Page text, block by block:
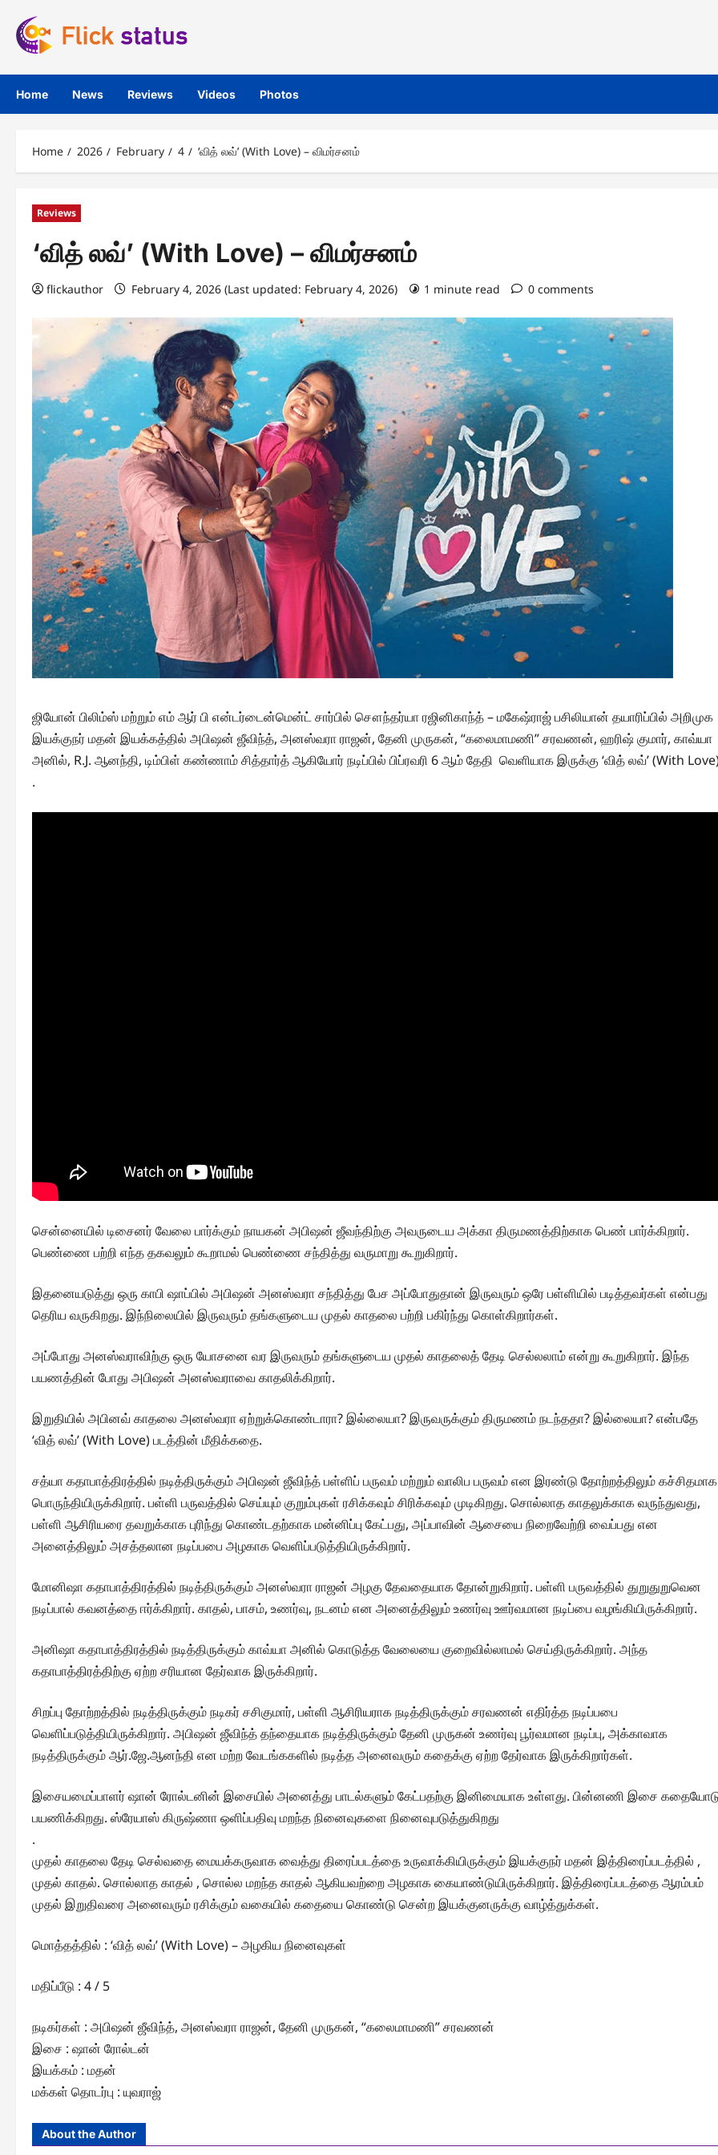
content
Home News Reviews Videos Photos
Home 2026 February 4 ‘வித் லவ்’ (With Love) – விமர்சனம்
Reviews
‘வித் லவ்’ (With Love) – விமர்சனம்
flickauthor February 4, 2026 (Last updated: February 4, 2026) 1 minute read 0 comments
ஜியோன் பிலிம்ஸ் மற்றும் எம் ஆர் பி என்டர்டைன்மென்ட் சார்பில் சௌந்தர்யா ரஜினிகாந்த் – மகேஷ்ராஜ் பசிலியான் தயாரிப்பில் அறிமுக
இயக்குநர் மதன் இயக்கத்தில் அபிஷன் ஜீவிந்த், அனஸ்வரா ராஜன், தேனி முருகன், “கலைமாமணி” சரவணன், ஹரிஷ் குமார், காவ்யா
அனில், R.J. ஆனந்தி, டிம்பிள் கண்ணாம் சித்தார்த் ஆகியோர் நடிப்பில் பிப்ரவரி 6 ஆம் தேதி வெளியாக இருக்கு ‘வித் லவ்’ (With
.
சென்னையில் டிசைனர் வேலை பார்க்கும் நாயகன் அபிஷன் ஜீவந்திற்கு அவருடைய அக்கா திருமணத்திற்காக பெண் பார்க்கிறார்.
பெண்ணை பற்றி எந்த தகவலும் கூறாமல் பெண்ணை சந்தித்து வருமாறு கூறுகிறார்.
இதனையடுத்து ஒரு காபி ஷாப்பில் அபிஷன் அனஸ்வரா சந்தித்து பேச அப்போதுதான் இருவரும் ஒரே பள்ளியில் படித்தவர்கள் என்பது
தெரிய வருகிறது. இந்நிலையில் இருவரும் தங்களுடைய முதல் காதலை பற்றி பகிர்ந்து கொள்கிறார்கள்.
அப்போது அனஸ்வராவிற்கு ஒரு யோசனை வர இருவரும் தங்களுடைய முதல் காதலைத் தேடி செல்லலாம் என்று கூறுகிறார். இந்த
பயணத்தின் போது அபிஷன் அனஸ்வராவை காதலிக்கிறார்.
இறுதியில் அபினவ் காதலை அனஸ்வரா ஏற்றுக்கொண்டாரா? இல்லையா? இருவருக்கும் திருமணம் நடந்ததா? இல்லையா? என்பதே
‘வித் லவ்’ (With Love) படத்தின் மீதிக்கதை.
சத்யா கதாபாத்திரத்தில் நடித்திருக்கும் அபிஷன் ஜீவிந்த் பள்ளிப் பருவம் மற்றும் வாலிப பருவம் என இரண்டு தோற்றத்திலும் கச்சிதமாக
பொருந்தியிருக்கிறார். பள்ளி பருவத்தில் செய்யும் குறும்புகள் ரசிக்கவும் சிரிக்கவும் முடிகிறது. சொல்லாத காதலுக்காக வருந்துவது,
பள்ளி ஆசிரியரை தவறுக்காக புரிந்து கொண்டதற்காக மன்னிப்பு கேட்பது, அப்பாவின் ஆசையை நிறைவேற்றி வைப்பது என
அனைத்திலும் அசத்தலான நடிப்பபை அழகாக வெளிப்படுத்தியிருக்கிறார்.
மோனிஷா கதாபாத்திரத்தில் நடித்திருக்கும் அனஸ்வரா ராஜன் அழகு தேவதையாக தோன்றுகிறார். பள்ளி பருவத்தில் துறுதுறுவென
நடிப்பால் கவனத்தை ஈர்க்கிறார். காதல், பாசம், உணர்வு, நடனம் என அனைத்திலும் உணர்வு ஊர்வமான நடிப்பை வழங்கியிருக்கிறார்.
அனிஷா கதாபாத்திரத்தில் நடித்திருக்கும் காவ்யா அனில் கொடுத்த வேலையை குறைவில்லாமல் செய்திருக்கிறார். அந்த
கதாபாத்திரத்திற்கு ஏற்ற சரியான தேர்வாக இருக்கிறார்.
சிறப்பு தோற்றத்தில் நடித்திருக்கும் நடிகர் சசிகுமார், பள்ளி ஆசிரியராக நடித்திருக்கும் சரவணன் எதிர்த்த நடிப்பபை
வெளிப்படுத்தியிருக்கிறார். அபிஷன் ஜீவிந்த் தந்தையாக நடித்திருக்கும் தேனி முருகன் உணர்வு பூர்வமான நடிப்பு, அக்காவாக
நடித்திருக்கும் ஆர்.ஜே.ஆனந்தி என மற்ற வேடங்ககளில் நடித்த அனைவரும் கதைக்கு ஏற்ற தேர்வாக இருக்கிறார்கள்.
இசையமைப்பாளர் ஷான் ரோல்டனின் இசையில் அனைத்து பாடல்களும் கேட்பதற்கு இனிமையாக உள்ளது. பின்னணி இசை
பயணிக்கிறது. ஸ்ரேயாஸ் கிருஷ்ணா ஒளிப்பதிவு மறந்த நினைவுகளை நினைவுபடுத்துகிறது
.
முதல் காதலை தேடி செல்வதை மையக்கருவாக வைத்து திரைப்படத்தை உருவாக்கியிருக்கும் இயக்குநர் மதன் இத்திரைப்படத்தில் ,
முதல் காதல். சொல்லாத காதல் , சொல்ல மறந்த காதல் ஆகியவற்றை அழகாக கையாண்டுயிருக்கிறார். இத்திரைப்படத்தை ஆரம்பம்
முதல் இறுதிவரை அனைவரும் ரசிக்கும் வகையில் கதையை கொண்டு சென்ற இயக்குனருக்கு வாழ்த்துக்கள்.
மொத்தத்தில் : ‘வித் லவ்’ (With Love) – அழகிய நினைவுகள்
மதிப்பீடு : 4 / 5
நடிகர்கள் : அபிஷன் ஜீவிந்த், அனஸ்வரா ராஜன், தேனி முருகன், “கலைமாமணி” சரவணன்
இசை : ஷான் ரோல்டன்
இயக்கம் : மதன்
மக்கள் தொடர்பு : யுவராஜ்
About the Author